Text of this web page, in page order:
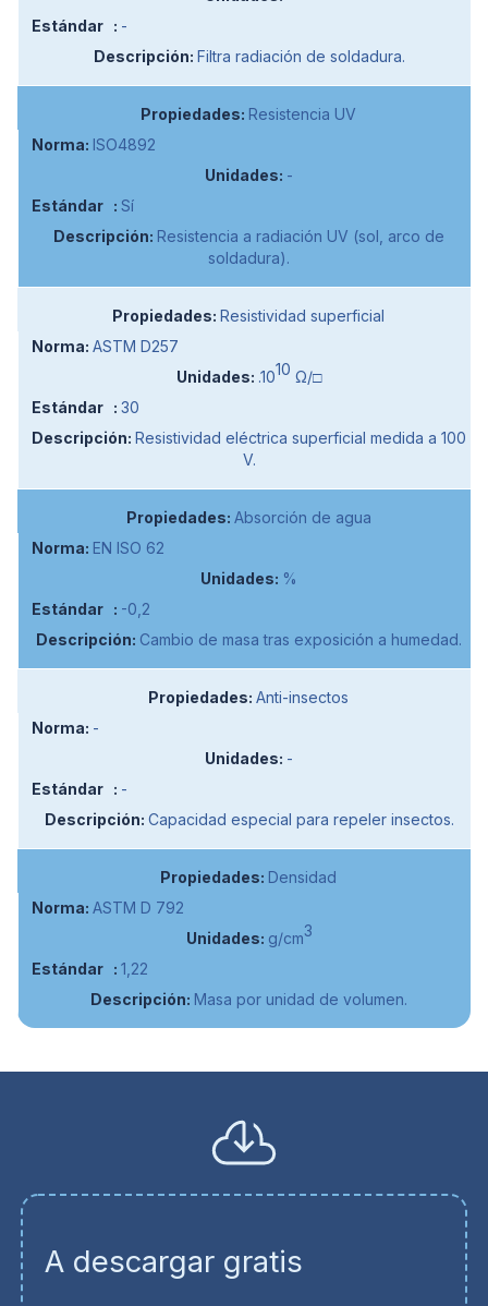
-
Filtra radiación de soldadura.
Resistencia UV
ISO4892
-
Sí
Resistencia a radiación UV (sol, arco de
soldadura).
Resistividad superficial
ASTM D257
.1010 Ω/□
30
Resistividad eléctrica superficial medida a 100
V.
Absorción de agua
EN ISO 62
%
-0,2
Cambio de masa tras exposición a humedad.
Anti-insectos
-
-
-
Capacidad especial para repeler insectos.
Densidad
ASTM D 792
g/cm3
1,22
Masa por unidad de volumen.
A descargar gratis